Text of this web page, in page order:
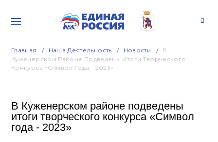
Главная Наша Деятельность Новости
В
Куженерском Районе Подведены Итоги Творческого
Конкурса «Символ Года - 2023»
В Куженерском районе подведены
итоги творческого конкурса «Символ
года - 2023»